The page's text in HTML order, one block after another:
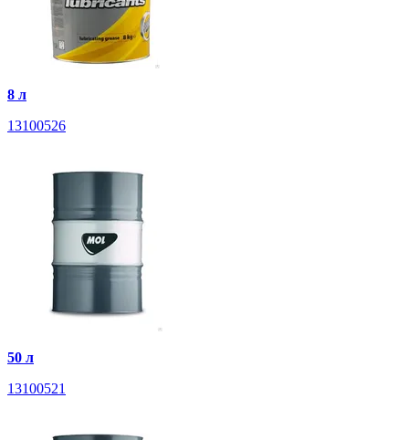
8 л
13100526
50 л
13100521